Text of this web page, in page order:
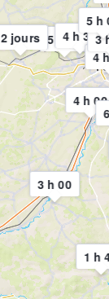
3 h 00
1 h
4 h 00
5 h 004 h 30
4
3
5 h
2 jours